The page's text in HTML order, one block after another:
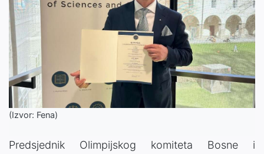
(Izvor: Fena)
Predsjednik Olimpijskog komiteta Bosne i